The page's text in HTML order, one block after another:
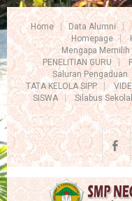
Home Data Alumni
Homepage
Mengapa Memilih
PENELITIAN GURU
Saluran Pengaduan
TATA KELOLA SIPP
SISWA
Silabus